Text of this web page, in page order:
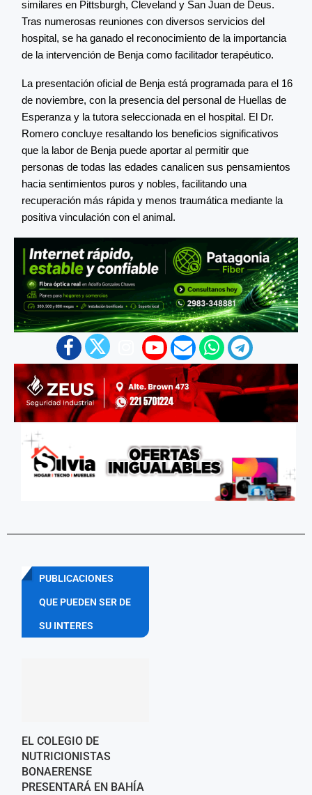
similares en Pittsburgh, Cleveland y San Juan de Deus.
Tras numerosas reuniones con diversos servicios del
hospital, se ha ganado el reconocimiento de la importancia
de la intervención de Benja como facilitador terapéutico.
La presentación oficial de Benja está programada para el 16
de noviembre, con la presencia del personal de Huellas de
Esperanza y la tutora seleccionada en el hospital. El Dr.
Romero concluye resaltando los beneficios significativos
que la labor de Benja puede aportar al permitir que
personas de todas las edades canalicen sus pensamientos
hacia sentimientos puros y nobles, facilitando una
recuperación más rápida y menos traumática mediante la
positiva vinculación con el animal.
PUBLICACIONES
QUE PUEDEN SER DE
SU INTERES
EL COLEGIO DE
NUTRICIONISTAS
BONAERENSE
PRESENTARÁ EN BAHÍA